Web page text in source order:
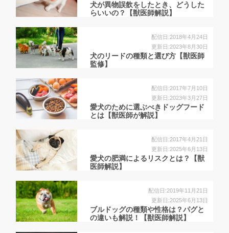
犬が異物誤飲をしたとき、どうした
らいいの？【獣医師解説】
配信日:2018年4月24日
更新日:2023年8月30日
犬のリードの種類と選び方【獣医師
監修】
配信日:2017年7月10日
更新日:2023年3月27日
愛犬のために選ぶべきドッグフード
とは【獣医師が解説】
配信日:2017年4月21日
更新日:2025年6月13日
愛犬の肥満によるリスクとは？【獣
医師解説】
配信日:2019年11月21日
更新日:2025年6月13日
ブルドッグの種類や性格は？パグと
の違いも解説！【獣医師解説】